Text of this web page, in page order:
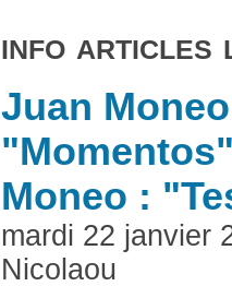
info articles
Juan
Moneo :
mardi 22 janvier
Nicolaou